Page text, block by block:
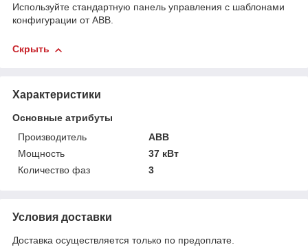
Используйте стандартную панель управления с шаблонами
конфигурации от ABB.
Скрыть
Характеристики
Основные атрибуты
Производитель
ABB
Мощность
37 кВт
Количество фаз
3
Условия доставки
Доставка осуществляется только по предоплате.